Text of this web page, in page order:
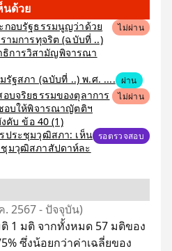
นด้วย
อบรัฐธรรมนูญว่าด้วย
ามการทุจริต (ฉบับที่ ..)
การวิสามัญพิจารณา
ไม่ผ่าน
รัฐสภา (ฉบับที่ ..) พ.ศ. .... ผ่าน
บจริยธรรมของตุลาการ
อบให้พิจารณาญัตติฯ
คับ ข้อ 40 (1)
ไม่ผ่าน
ประชุมวุฒิสภา: เห็น
มวุฒิสภาสัปดาห์ละ
รอตรวจสอบ
. 2567 - ปัจจุบัน)
1 มติ จากทั้งหมด 57 มติของ
ซึ่งน้อยกว่าค่าเฉลี่ยของ